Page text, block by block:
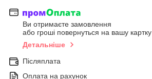
Ви отримаєте замовлення
або гроші повернуться на вашу картку
Детальніше
Післяплата
Оплата на рахунок